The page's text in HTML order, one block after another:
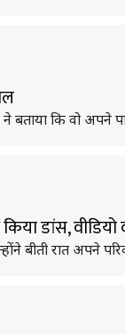
ने बताया कि वो
डांस, वीडियो
बीती रात अपने